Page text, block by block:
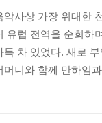
악사상 가장 위대한
유럽 전역을 순회하
득 차 있었다. 새로
머니와 함께 만하임